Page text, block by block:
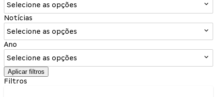
Selecione as opções
Notícias
Selecione as opções
Ano
Selecione as opções
Aplicar filtros
Filtros